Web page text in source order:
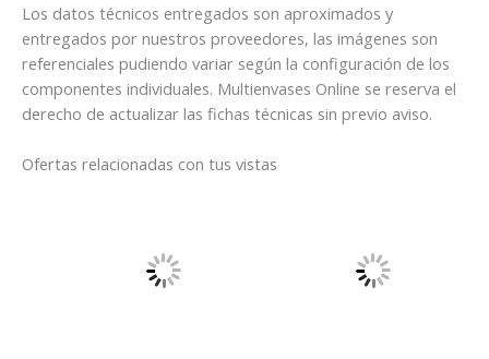
Los datos técnicos entregados son aproximados y
entregados por nuestros proveedores, las imágenes son
referenciales pudiendo variar según la configuración de los
componentes individuales. Multienvases Online se reserva el
derecho de actualizar las fichas técnicas sin previo aviso.
Ofertas relacionadas con tus vistas